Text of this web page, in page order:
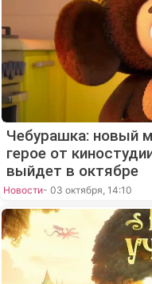
Чебурашка: новый
герое от
выйдет в октябре
Новости- 03 октября, 14:10